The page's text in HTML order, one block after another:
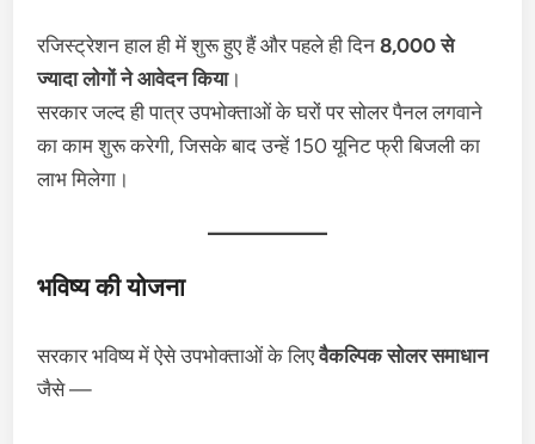
रजिस्ट्रेशन हाल ही में शुरू हुए हैं और पहले ही दिन8,000 से
ज्यादा लोगों ने आवेदन किया।
सरकार जल्द ही पात्र उपभोक्ताओं के घरों पर सोलर पैनल लगवाने
का काम शुरू करेगी, जिसके बाद उन्हें 150 यूनिट फ्री बिजली का
लाभ मिलेगा।
भविष्य की योजना
सरकार भविष्य में ऐसे उपभोक्ताओं के लिएवैकल्पिक सोलर समाधान
जैसे —